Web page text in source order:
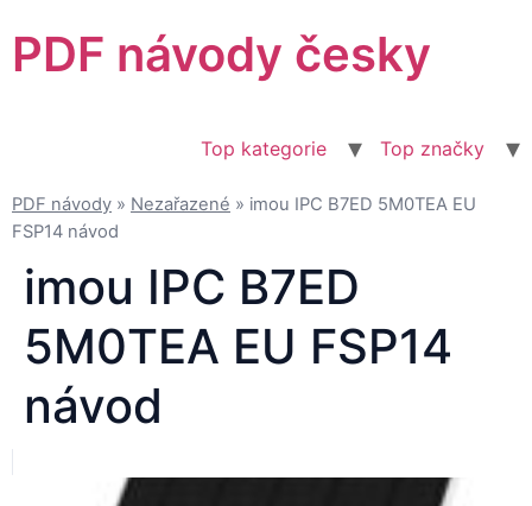
obsahu
PDF návody česky
Top kategorie Top značky
PDF návody » Nezařazené » imou IPC B7ED 5M0TEA EU
FSP14 návod
imou IPC B7ED
5M0TEA EU FSP14
návod